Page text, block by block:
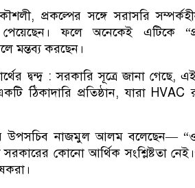
প্রকল্পের সঙ্গে সরাসরি
ফলে অনেকেই এটিকে
মন্তব্য করছেন।
দ্বন্দ্ব : সরকারি সূত্রে জানা
ঠিকাদারি প্রতিষ্ঠান, যারা HVAC
উপসচিব নাজমুল আলম বলেছেন—
কোনো আর্থিক সংশ্লিষ্টতা